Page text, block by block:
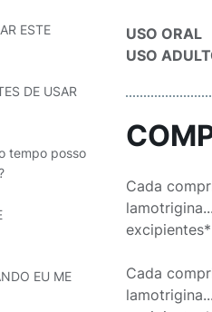
ESTE
DE USAR
tempo posso
EU ME
USO ORAL
USO
Cada
excipientes*
Cada